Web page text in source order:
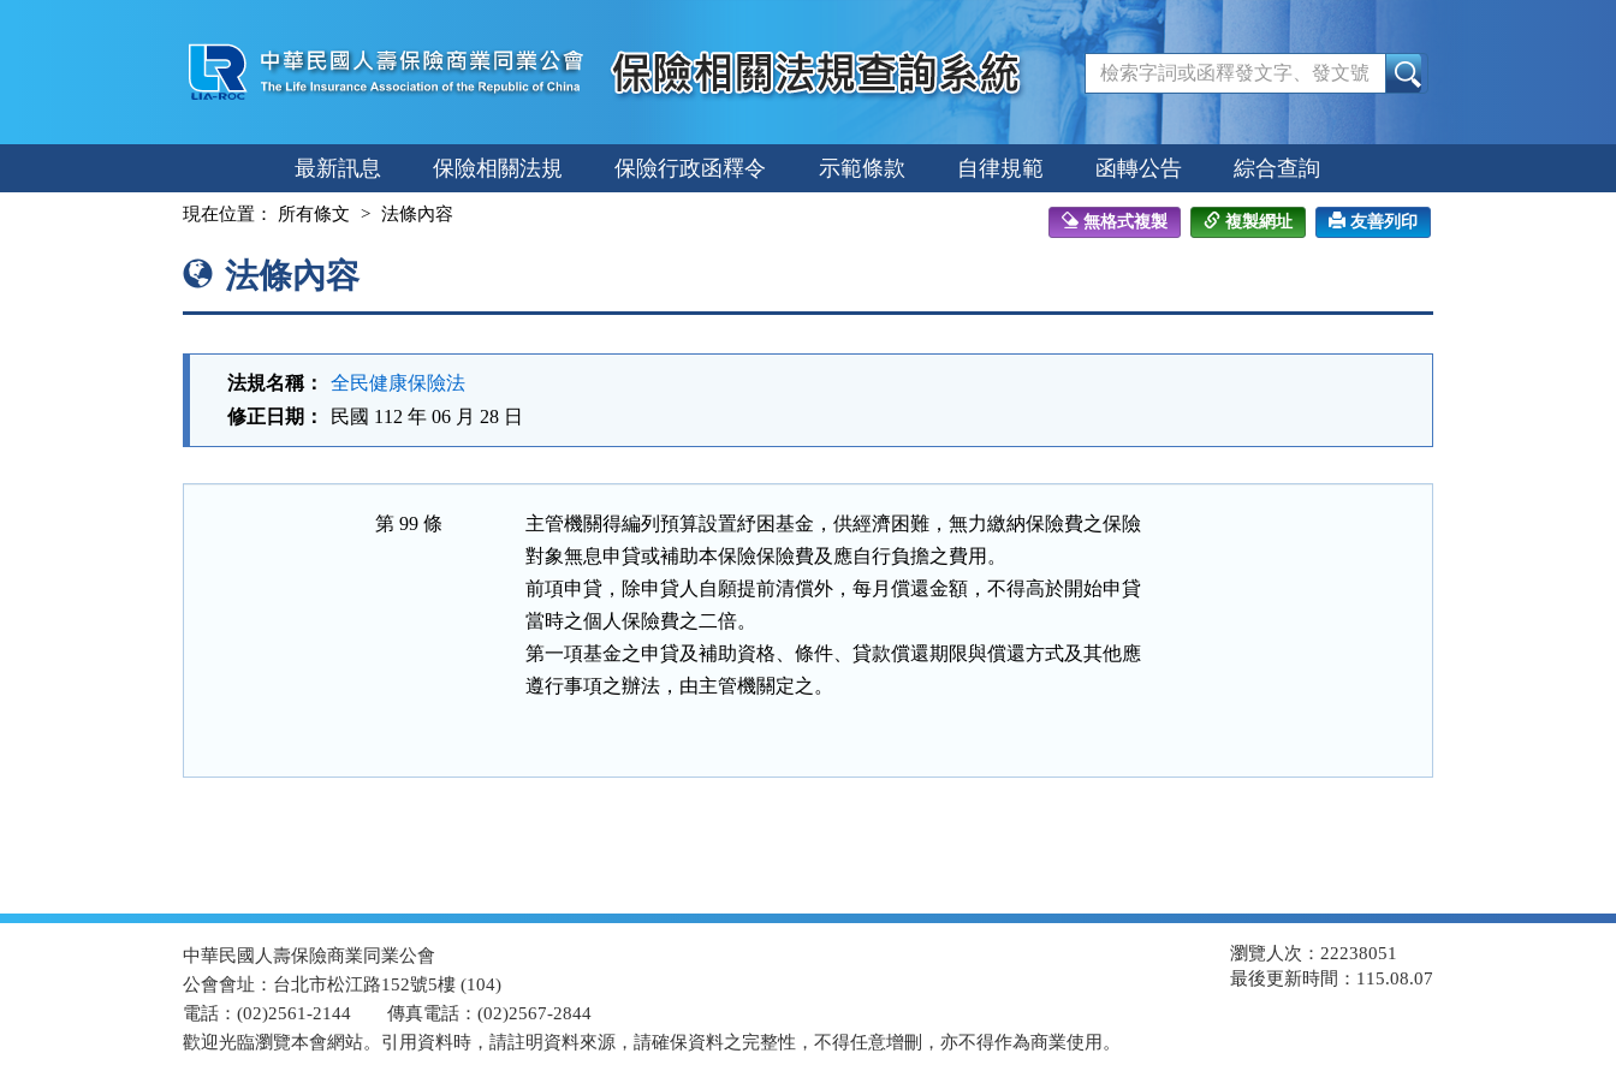
容
最新訊息 保險相關法規 保險行政函釋令 示範條款 自律規範 函轉公告 綜合查詢
現在位置： 所有條文 法條內容 無格式複製 複製網址 友善列印
法條內容
法規名稱：
全民健康保險法
修正日期：
民國 112 年 06 月 28 日
第 99 條
主管機關得編列預算設置紓困基金，供經濟困難，無力繳納保險費之保險
對象無息申貸或補助本保險保險費及應自行負擔之費用。
前項申貸，除申貸人自願提前清償外，每月償還金額，不得高於開始申貸
當時之個人保險費之二倍。
第一項基金之申貸及補助資格、條件、貸款償還期限與償還方式及其他應
遵行事項之辦法，由主管機關定之。
中華民國人壽保險商業同業公會
公會會址：台北市松江路152號5樓 (104)
電話：(02)2561-2144
傳真電話：(02)2567-2844
歡迎光臨瀏覽本會網站。引用資料時，請註明資料來源，請確保資料之完整性，不得任意增刪，亦不得作為商業使用。
瀏覽人次：22238051
最後更新時間：115.08.07